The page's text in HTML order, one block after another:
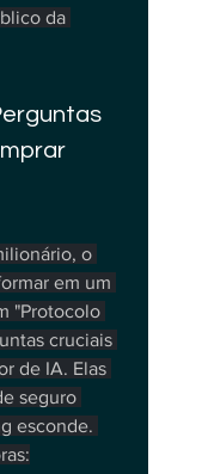
da
o
em um
"Protocolo
cruciais
de IA. Elas
seguro
esconde.